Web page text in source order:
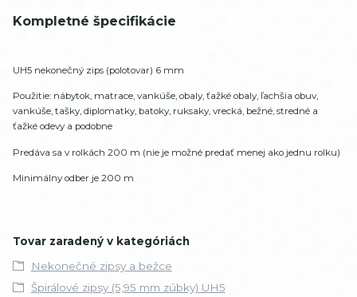
Kompletné špecifikácie
UH5 nekonečný zips (polotovar) 6 mm
Použitie: nábytok, matrace, vankúše, obaly, ťažké obaly, ľachšia obuv,
vankúše, tašky, diplomatky, batoky, ruksaky, vrecká, bežné, stredné a
ťažké odevy a podobne
Predáva sa v rolkách 200 m (nie je možné predať menej ako jednu rolku)
Minimálny odber je 200 m
Tovar zaradený v kategóriách
Nekonečné zipsy a bežce
Špirálové zipsy (5,95 mm zúbky) UH5